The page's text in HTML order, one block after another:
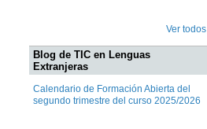
Ver todos
Blog de TIC en Lenguas
Extranjeras
Calendario de Formación Abierta del
segundo trimestre del curso 2025/2026